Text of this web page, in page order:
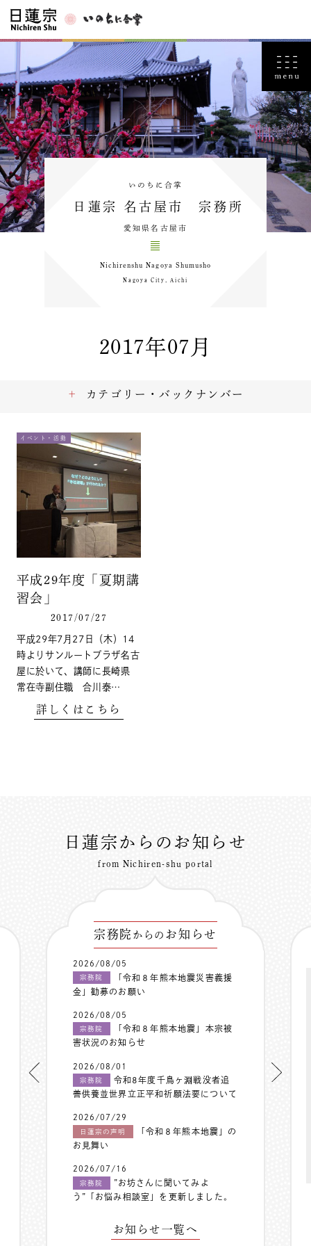
いのちに合掌
日蓮宗 名古屋市 宗務所
愛知県名古屋市
Nichirenshu Nagoya Shumusho
Nagoya City, Aichi
2017年07月
イベント・活動
平成29年度「夏期講
習会」
2017/07/27
平成29年7月27日（木）14
時よりサンルートプラザ名古
屋に於いて、講師に長崎県
常在寺副住職 合川泰…
詳しくはこちら
カテゴリー・バックナンバー
日蓮宗からのお知らせ
from Nichiren-shu portal
宗務院 からの お知らせ
2026/08/05
宗務院
「令和８年熊本地震災害義援
金」勧募のお願い
2026/08/05
宗務院
「令和８年熊本地震」本宗被
害状況のお知らせ
2026/08/01
宗務院
令和8年度千鳥ヶ淵戦没者追
善供養並世界立正平和祈願法要について
2026/07/29
日蓮宗の声明
「令和８年熊本地震」の
お見舞い
2026/07/16
宗務院
”お坊さんに聞いてみよ
う”「お悩み相談室」を更新しました。
お知らせ一覧へ